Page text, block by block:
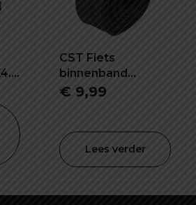
CST Fiets
binnenband
26X2.2/2.5 inch SV-
€ 9,99
Lees verder